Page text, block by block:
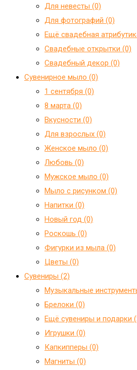
Для невесты (0)
Для фотографий (0)
Ещё свадебная
Свадебные открытки (0)
Свадебный декор (0)
Сувенирное мыло (0)
1 сентября (0)
8 марта (0)
Вкусности (0)
Для взрослых (0)
Женское мыло (0)
Любовь (0)
Мужское мыло (0)
Мыло с рисунком (0)
Напитки (0)
Новый год (0)
Роскошь (0)
Фигурки из мыла (0)
Цветы (0)
Сувениры (2)
Mузыкальные
Брелоки (0)
Ещё сувениры и подарки
Игрушки (0)
Капкипперы (0)
Магниты (0)